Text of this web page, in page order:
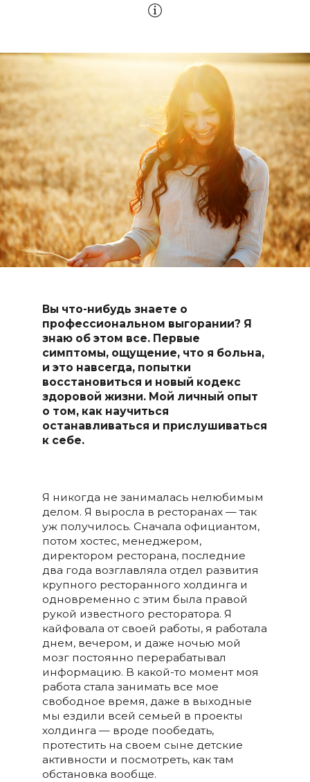
Вы что-нибудь знаете о
профессиональном выгорании? Я
знаю об этом все. Первые
симптомы, ощущение, что я больна,
и это навсегда, попытки
восстановиться и новый кодекс
здоровой жизни. Мой личный опыт
о том, как научиться
останавливаться и прислушиваться
к себе.
Я никогда не занималась нелюбимым
делом. Я выросла в ресторанах — так
уж получилось. Сначала официантом,
потом хостес, менеджером,
директором ресторана, последние
два года возглавляла отдел развития
крупного ресторанного холдинга и
одновременно с этим была правой
рукой известного ресторатора. Я
кайфовала от своей работы, я работала
днем, вечером, и даже ночью мой
мозг постоянно перерабатывал
информацию. В какой-то момент моя
работа стала занимать все мое
свободное время, даже в выходные
мы ездили всей семьей в проекты
холдинга — вроде пообедать,
протестить на своем сыне детские
активности и посмотреть, как там
обстановка вообще.